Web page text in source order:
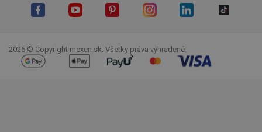
2026 © Copyright mexen.sk. Všetky práva vyhradené.